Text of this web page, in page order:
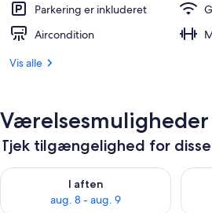
Parkering er inkluderet
Aircondition
Vis alle
Værelsesmuligheder
Tjek tilgængelighed for
I aften
aug. 8 - aug. 9
Tjek tilgængelighed for i aften aug. 8
Tjek